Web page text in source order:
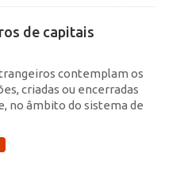
de capitais
contemplam os
criadas ou encerradas
no âmbito do sistema de